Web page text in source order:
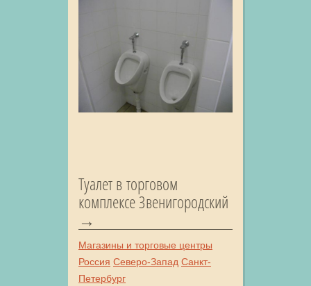
Туалет в торговом
комплексе Звенигородский
Магазины и торговые центры
Россия Северо-Запад Санкт-
Петербург